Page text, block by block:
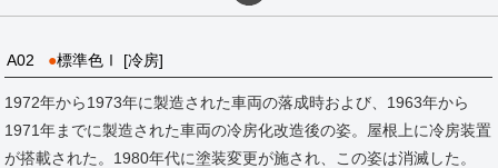
A02 ●標準色Ⅰ [冷房]
1972年から1973年に製造された車両の落成時および、1963年から
1971年までに製造された車両の冷房化改造後の姿。屋根上に冷房装置
が搭載された。1980年代に塗装変更が施され、この姿は消滅した。